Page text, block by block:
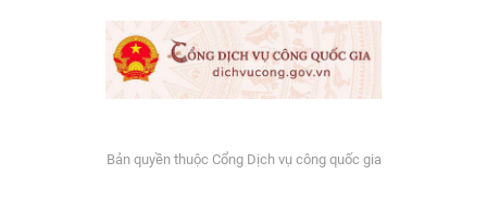
Bản quyền thuộc Cổng Dịch vụ công quốc gia